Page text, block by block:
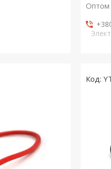
Оптом